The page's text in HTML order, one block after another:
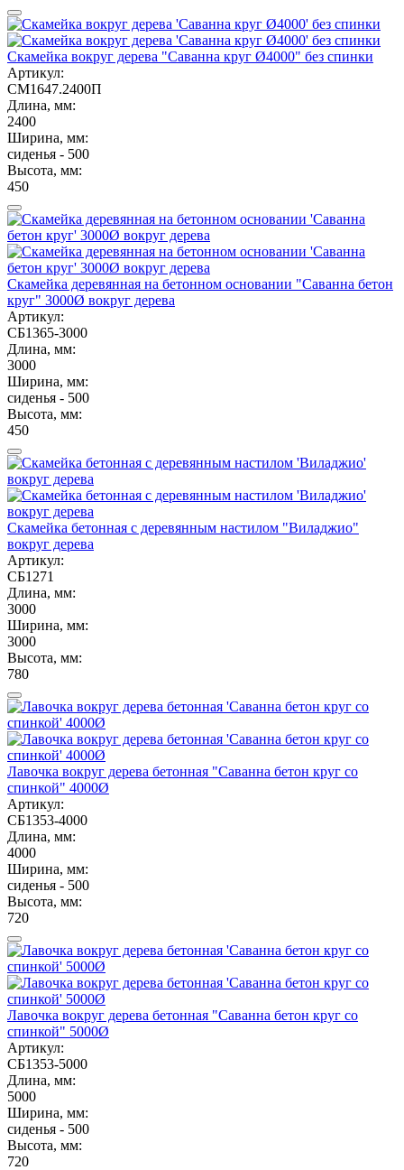
Скамейка вокруг дерева "Саванна круг Ø4000" без спинки
Артикул:
СМ1647.2400П
Длина, мм:
2400
Ширина, мм:
сиденья - 500
Высота, мм:
450
Скамейка деревянная на бетонном основании "Саванна бетон
круг" 3000Ø вокруг дерева
Артикул:
СБ1365-3000
Длина, мм:
3000
Ширина, мм:
сиденья - 500
Высота, мм:
450
Скамейка бетонная с деревянным настилом "Виладжио"
вокруг дерева
Артикул:
СБ1271
Длина, мм:
3000
Ширина, мм:
3000
Высота, мм:
780
Лавочка вокруг дерева бетонная "Саванна бетон круг со
спинкой" 4000Ø
Артикул:
СБ1353-4000
Длина, мм:
4000
Ширина, мм:
сиденья - 500
Высота, мм:
720
Лавочка вокруг дерева бетонная "Саванна бетон круг со
спинкой" 5000Ø
Артикул:
СБ1353-5000
Длина, мм:
5000
Ширина, мм:
сиденья - 500
Высота, мм:
720